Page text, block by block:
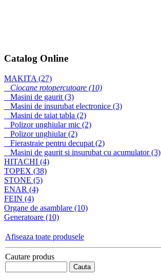
Monofazate - HX
6000-2
Rigle vibrante
monosens pentru
nivelat si vibrat
Catalog Online
MAKITA (27)
Ciocane rotopercutoare (10)
Masini de gaurit (3)
Masini de insurubat electronice (3)
Masini de taiat tabla (2)
Polizor unghiular mic (2)
Polizor unghiular (2)
Fierastraie pentru decupat (2)
Masini de gaurit si insurubat cu acumulator (3)
HITACHI (4)
TOPEX (38)
STONE (5)
ENAR (4)
FEIN (4)
Organe de asamblare (10)
Generatoare (10)
Afiseaza toate produsele
Cautare produs